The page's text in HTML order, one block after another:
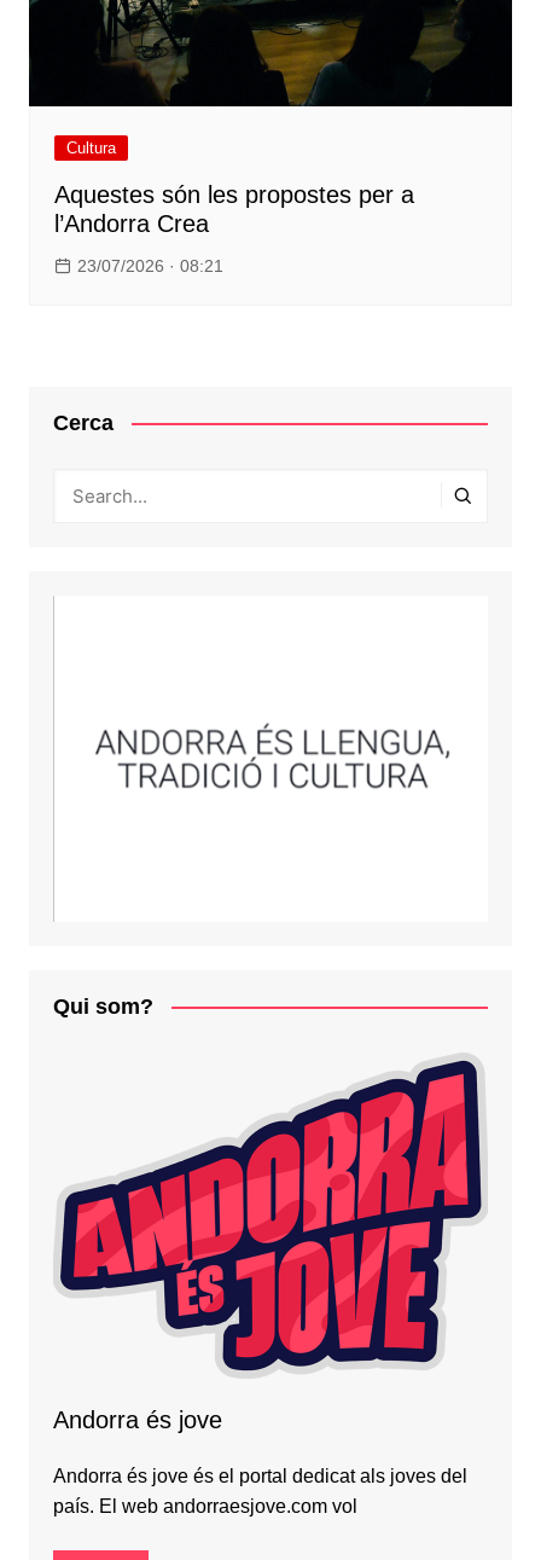
Cultura
Aquestes són les propostes per a
l’Andorra Crea
23/07/2026 · 08:21
Cerca
Qui som?
Andorra és jove
Andorra és jove és el portal dedicat als joves del
país. El web andorraesjove.com vol